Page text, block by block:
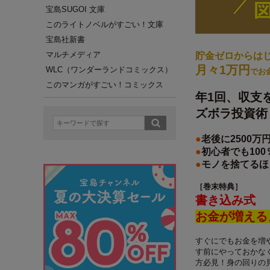
宝島SUGOI 文庫
このライトノベルがすごい！文庫
宝島社新書
マルチメディア
WLC（ワンダーランドコミックス）
このマンガがすごい！コミックス
貯金ゼロからは
月々1万円 でお
年1回、収支
ズボラ投資術
●老後に2500万
●初心者でも100
●モノを捨てる
［巻末特典］
書き込み式
お金が増え
すぐにでもお金を増
す前にやっておかな
方必見！身の回りの